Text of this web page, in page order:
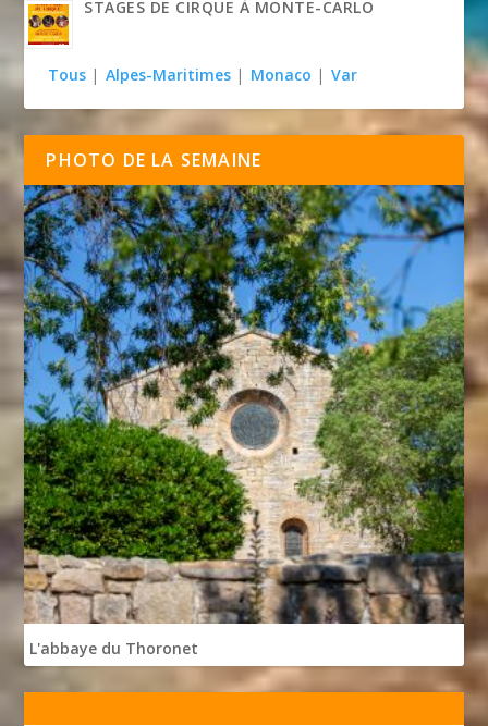
STAGES DE CIRQUE À MONTE-CARLO
Tous | Alpes-Maritimes | Monaco | Var
PHOTO DE LA SEMAINE
L'abbaye du Thoronet